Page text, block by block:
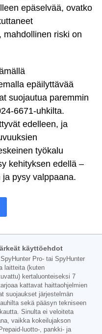
epäselvää, ovatko
mahdollinen riski on
epäilyttävää
suojautua paremmin
6671-uhkilta.
edelleen, ja
työkalu
kehityksen edellä –
pysy valppaana.
käyttöehdot
Pro- tai SpyHunter
laitteita (kuten
kertaluonteiseksi 7
kattavat haittaohjelmien
suojaukset järjestelmän
sekä pääsyn tekniseen
Sinulta ei veloiteta
vaikka kokeilujakson
luotto-, pankki- ja